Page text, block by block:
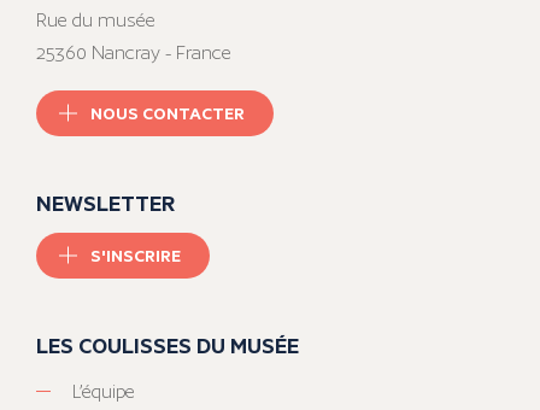
Rue du musée
25360 Nancray - France
NOUS CONTACTER
NEWSLETTER
S'INSCRIRE
LES COULISSES DU MUSÉE
L’équipe